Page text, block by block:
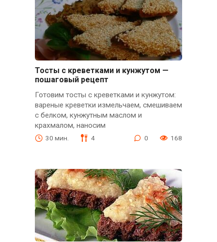
Тосты с креветками и кунжутом —
пошаговый рецепт
Готовим тосты с креветками и кунжутом:
вареные креветки измельчаем, смешиваем
с белком, кунжутным маслом и
крахмалом, наносим
30 мин. 4 0 168